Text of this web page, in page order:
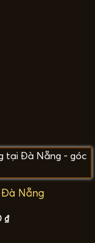
Nẵng
₫Giá
hiện